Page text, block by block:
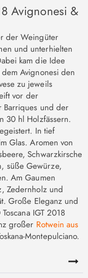
Avignonesi &
der Weingüter
und unterhielten
kam die Idee
Avignonesi den
zu jeweils
vor der
und der
30 hl Holzfässern.
In tief
Glas. Aromen von
Schwarzkirsche
süße Gewürze,
Am Gaumen
Zedernholz und
Große Eleganz und
IGT 2018
großer Rotwein aus
Montepulciano.